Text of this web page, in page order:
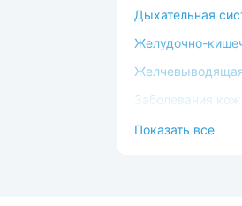
Дыхательная
Желудочно-
Заболевания
Иммунная
Показать все